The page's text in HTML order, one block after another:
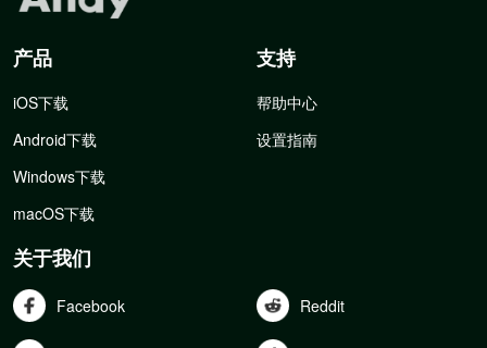
产品
iOS下载
Android下载
Windows下载
macOS下载
支持
帮助中心
设置指南
关于我们
Facebook Reddit